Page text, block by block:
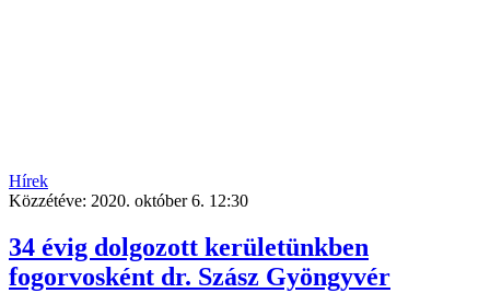
Hírek
Közzétéve: 2020. október 6. 12:30
34 évig dolgozott kerületünkben
fogorvosként dr. Szász Gyöngyvér